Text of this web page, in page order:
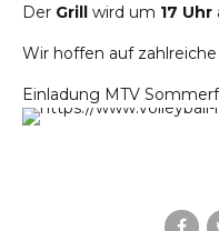
Der Grill wird um 17 Uhr
Wir hoffen auf zahlreiche
Einladung MTV